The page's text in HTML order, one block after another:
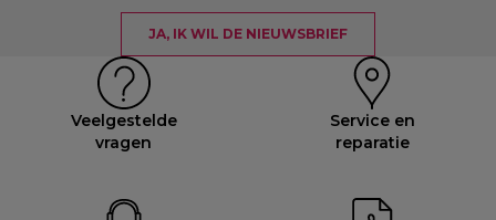
JA, IK WIL DE NIEUWSBRIEF
Veelgestelde
vragen
Service en
reparatie